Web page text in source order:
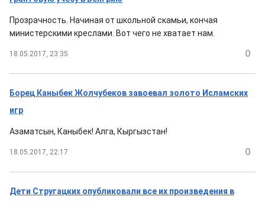
Прозрачность. Начиная от школьной скамьи, кончая
министерскими креслами. Вот чего не хватает нам.
18.05.2017, 23:35 0
Борец Каныбек Жолчубеков завоевал золото Исламских
игр
Азаматсын, Каныбек! Алга, Кыргызстан!
18.05.2017, 22:17 0
Дети Стругацких опубликовали все их произведения в